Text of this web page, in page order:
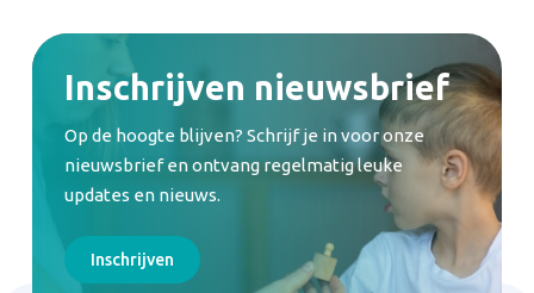
Inschrijven nieuwsbrief
Op de hoogte blijven? Schrijf je in voor onze
nieuwsbrief en ontvang regelmatig leuke
updates en nieuws.
Inschrijven